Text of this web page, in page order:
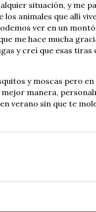
situación, y me
animales que allí
ver en un
me hace mucha
y creí que esas
y moscas pero
manera,
verano sin que te